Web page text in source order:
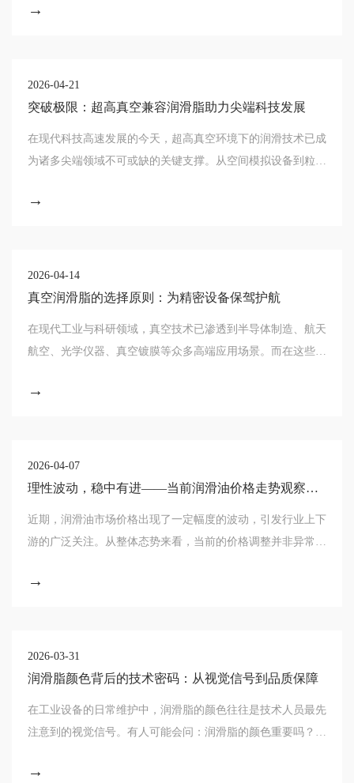
和运维成本。这不仅是一门技术，更是一
→
2026-04-21
突破极限：超高真空兼容润滑脂助力尖端科技发展
在现代科技高速发展的今天，超高真空环境下的润滑技术已成
为诸多尖端领域不可或缺的关键支撑。从空间模拟设备到粒子
最高水平的装备都对润滑提出了极其严苛的
→
2026-04-14
真空润滑脂的选择原则：为精密设备保驾护航
在现代工业与科研领域，真空技术已渗透到半导体制造、航天
航空、光学仪器、真空镀膜等众多高端应用场景。而在这些精
护者”角色。正确选择真空润滑脂，不仅关
→
2026-04-07
理性波动，稳中有进——当前润滑油价格走势观察与
近期，润滑油市场价格出现了一定幅度的波动，引发行业上下
游的广泛关注。从整体态势来看，当前的价格调整并非异常震
因素共同作用的正常市场表现。透过价格波
→
2026-03-31
润滑脂颜色背后的技术密码：从视觉信号到品质保障
在工业设备的日常维护中，润滑脂的颜色往往是技术人员最先
注意到的视觉信号。有人可能会问：润滑脂的颜色重要吗？答
艺和质量状态的重要反映。那么，究竟哪些
→